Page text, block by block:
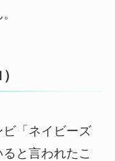
「ネイビーズ
と言われたこ